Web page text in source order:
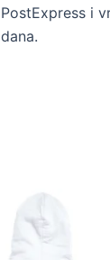
PostExpress i
dana.